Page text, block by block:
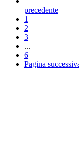
precedente
1
2
3
...
6
Pagina